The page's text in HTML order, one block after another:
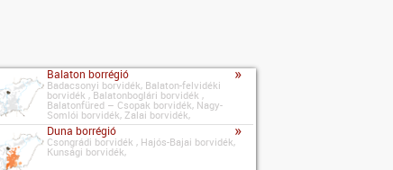
Balaton borrégió »
Badacsonyi borvidék, Balaton-felvidéki
borvidék , Balatonboglári borvidék ,
Balatonfüred – Csopak borvidék, Nagy-
Somlói borvidék, Zalai borvidék,
Duna borrégió »
Csongrádi borvidék , Hajós-Bajai borvidék,
Kunsági borvidék,